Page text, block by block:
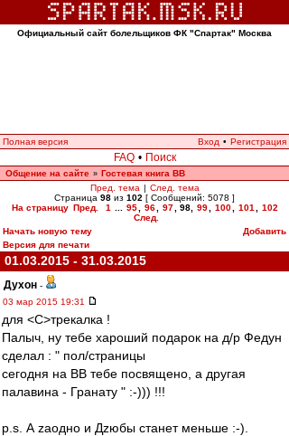
Официальный сайт болельщиков ФК "Спартак" Москва
Полная версия Вход • Регистрация
FAQ • Поиск
Общение на сайте » Гостевая книга ВВ
Пред. тема | След. тема
Страница 98 из 102 [ Сообщений: 5078 ]
На страницу Пред. 1 95 96 97 98, 99 100 101
102
След.
Начать новую тему
Добавить
Версия для печати
01.03.2015 - 31.03.2015
Духон -
03 мар 2015 19:31
для <C>трекалка !
Палыч, ну тебе хароший подарок на д/р Федун
сделал : " пол/страницы
сегодня на ВВ тебе посвящено, а другая
палавина - Гранату " :-))) !!!
p.s. А zаодно и Дzюбы станет меньше :-).